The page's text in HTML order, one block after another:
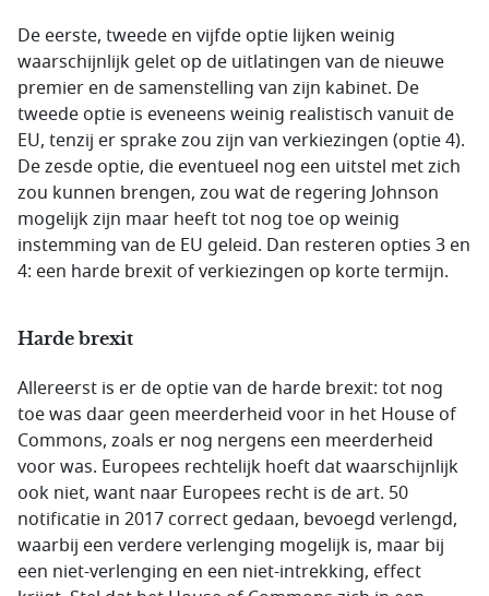
De eerste, tweede en vijfde optie lijken weinig
waarschijnlijk gelet op de uitlatingen van de nieuwe
premier en de samenstelling van zijn kabinet. De
tweede optie is eveneens weinig realistisch vanuit de
EU, tenzij er sprake zou zijn van verkiezingen (optie 4).
De zesde optie, die eventueel nog een uitstel met zich
zou kunnen brengen, zou wat de regering Johnson
mogelijk zijn maar heeft tot nog toe op weinig
instemming van de EU geleid. Dan resteren opties 3 en
4: een harde brexit of verkiezingen op korte termijn.
Harde brexit
Allereerst is er de optie van de harde brexit: tot nog
toe was daar geen meerderheid voor in het House of
Commons, zoals er nog nergens een meerderheid
voor was. Europees rechtelijk hoeft dat waarschijnlijk
ook niet, want naar Europees recht is de art. 50
notificatie in 2017 correct gedaan, bevoegd verlengd,
waarbij een verdere verlenging mogelijk is, maar bij
een niet-verlenging en een niet-intrekking, effect